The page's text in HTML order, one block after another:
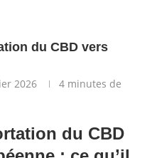
du CBD vers
2026
4 minutes de
du CBD